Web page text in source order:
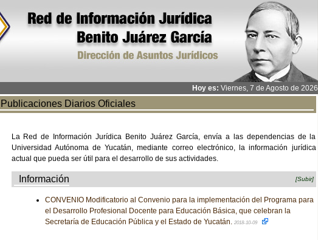
Hoy es: Viernes, 7 de Agosto de 2026
Publicaciones Diarios Oficiales
La Red de Información Jurídica Benito Juárez García, envía a las dependencias de la
Universidad Autónoma de Yucatán, mediante correo electrónico, la información jurídica
actual que pueda ser útil para el desarrollo de sus actividades.
Información [Subir]
CONVENIO Modificatorio al Convenio para la implementación del Programa para
el Desarrollo Profesional Docente para Educación Básica, que celebran la
Secretaría de Educación Pública y el Estado de Yucatán. 2018-10-09